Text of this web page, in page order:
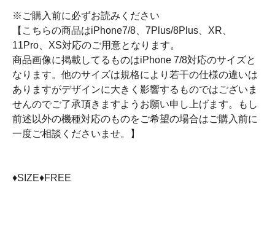
※ご購入前に必ずお読みください
【こちらの商品はiPhone7/8、7Plus/8Plus、XR、
11Pro、XS対応のご用意となります。
商品画像に掲載してるものはiPhone 7/8対応のサイズと
なります。他のサイズは規格により若干の仕様の違いは
ありますがデザインに大きく影響するものではございま
せんのでご了承頂きますようお願い申し上げます。もし
前述以外の機種対応のものをご希望の場合はご購入前に
一度ご相談くださいませ。】
♦SIZE♦FREE